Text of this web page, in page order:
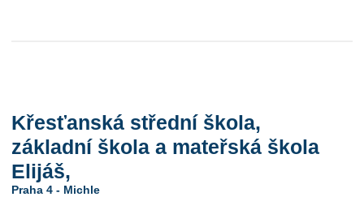
Křesťanská střední škola,
základní škola a mateřská škola
Elijáš,
Praha 4 - Michle